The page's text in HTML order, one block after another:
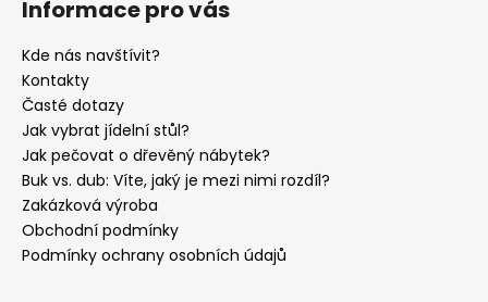
Informace pro vás
Kde nás navštívit?
Kontakty
Časté dotazy
Jak vybrat jídelní stůl?
Jak pečovat o dřevěný nábytek?
Buk vs. dub: Víte, jaký je mezi nimi rozdíl?
Zakázková výroba
Obchodní podmínky
Podmínky ochrany osobních údajů